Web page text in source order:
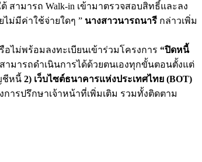
ามารถ Walk-in เข้ามาตรวจสอบสิทธิ์และลง
ม่มีค่าใช้จ่ายใดๆ ” นางสาวนารถนารี กล่าวเพิ่ม
ไม่พร้อมลงทะเบียนเข้าร่วมโครงการ “ปิดหนี้
มารถดำเนินการได้ด้วยตนเองทุกขั้นตอนตั้งแต่
ชีหนี้ 2) เว็บไซต์ธนาคารแห่งประเทศไทย (BOT)
ารปรึกษาเจ้าหน้าที่เพิ่มเติม รวมทั้งติดตาม